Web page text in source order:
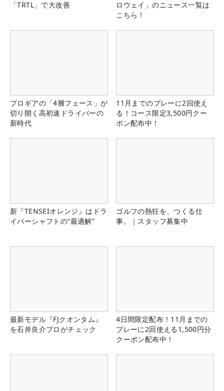
「TRTL」で大改善
ロウェイ」のニュース一覧は
こちら！
プロギアの「4層フェース」が
切り開く高初速ドライバーの
新時代
11月までのプレーに2回使え
る！コース限定3,500円クー
ポン配布中！
新『TENSEIオレンジ』はドラ
イバーシャフトの“最適解”
ゴルフの熱狂を、つくる仕
事。｜スタッフ募集中
最新モデル『FJクオンタム』
を石井良介プロがチェック
4日間限定配布！11月までの
プレーに2回使える1,500円分
クーポン配布中！